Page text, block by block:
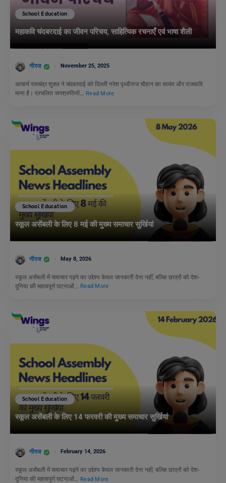
School Education
महाकवि चंदबरदाई का जीवन परिचय, साहित्यिक रचनाएँ एवं भाषा शैली
नीरज November 25, 2025
आचार्य रामचंद्र शुक्ल ने चंदबरदाई को दिल्ली नरेश पृथ्वीराज चौहान का सामंत और राजकवि
माना है। प्रचलित जनश्रुतियों… Read More
School Education
स्कूल असेंबली के लिए 8 मई की मुख्य समाचार सुर्खियां
नीरज May 8, 2026
स्कूल असेंबली में समाचार पढ़ने का उद्देश्य केवल जानकारी देना नहीं, बल्कि छात्रों को देश-
दुनिया की महत्वपूर्ण घटनाओं…
Read More
School Education
स्कूल असेंबली के लिए 14 फरवरी की मुख्य समाचार सुर्खियां
नीरज February 14, 2026
स्कूल असेंबली में समाचार पढ़ने का उद्देश्य केवल जानकारी देना नहीं, बल्कि छात्रों को देश-
दुनिया की महत्वपूर्ण घटनाओं… Read More